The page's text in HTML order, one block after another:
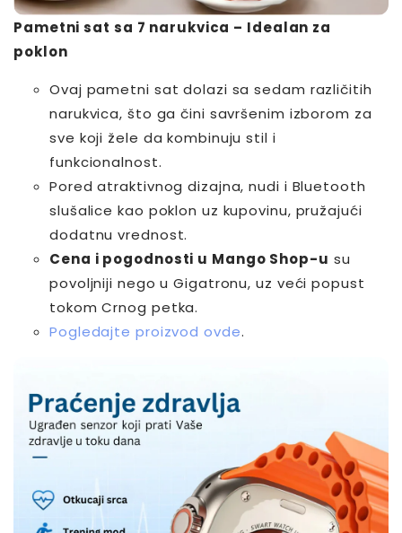
Pametni sat sa 7 narukvica – Idealan za
poklon
Ovaj pametni sat dolazi sa sedam različitih
narukvica, što ga čini savršenim izborom za
sve koji žele da kombinuju stil i
funkcionalnost.
Pored atraktivnog dizajna, nudi i Bluetooth
slušalice kao poklon uz kupovinu, pružajući
dodatnu vrednost.
Cena i pogodnosti u Mango Shop-u su
povoljniji nego u Gigatronu, uz veći popust
tokom Crnog petka.
Pogledajte proizvod ovde.